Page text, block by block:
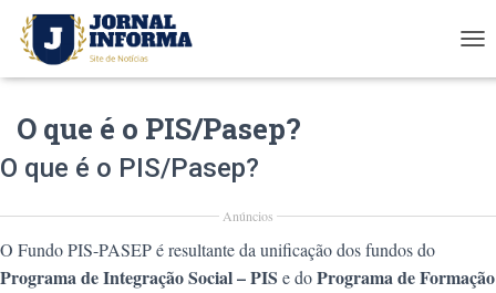
O
A
O que é o PIS/Pasep?
O que é o PIS/Pasep?
Anúncios
O Fundo PIS-PASEP é resultante da unificação dos fundos do
Programa de Integração Social – PIS e doPrograma de Formação